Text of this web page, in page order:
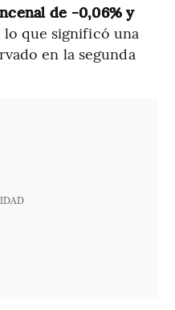
de -0,06% y
lo que significó una
en la segunda